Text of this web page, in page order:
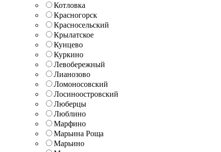
Котловка
Красногорск
Красносельский
Крылатское
Кунцево
Куркино
Левобережный
Лианозово
Ломоносовский
Лосиноостровский
Люберцы
Люблино
Марфино
Марьина Роща
Марьино